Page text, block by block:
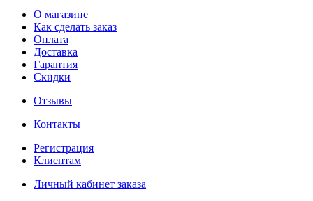
О магазине
Как сделать заказ
Оплата
Доставка
Гарантия
Скидки
Отзывы
Контакты
Регистрация
Клиентам
Личный кабинет заказа